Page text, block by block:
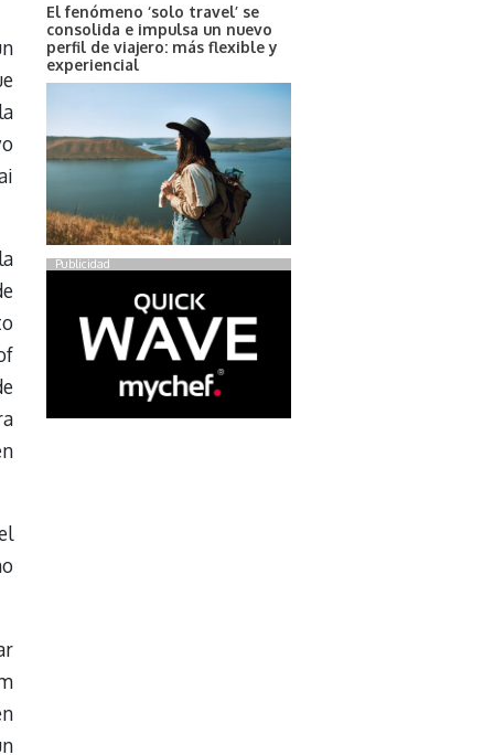
El fenómeno ‘solo travel’ se
consolida e impulsa un nuevo
perfil de viajero: más flexible y
experiencial
Publicidad